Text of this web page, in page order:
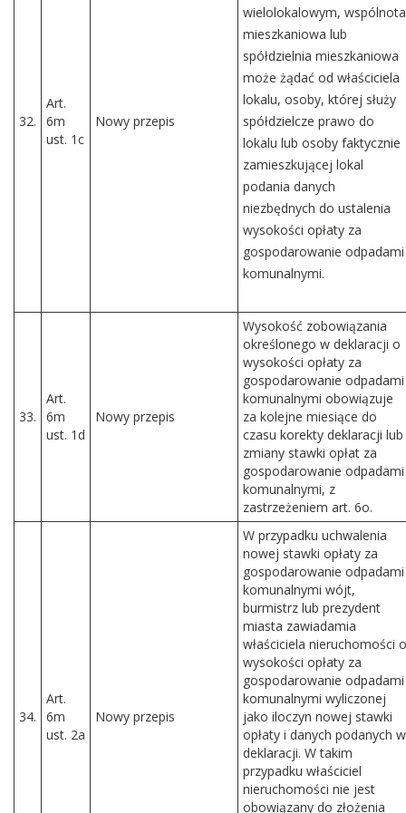
32.
Art.
6m
ust. 1c
Nowy przepis
wielolokalowym, wspólnota
mieszkaniowa lub
spółdzielnia mieszkaniowa
może żądać od właściciela
lokalu, osoby, której służy
spółdzielcze prawo do
lokalu lub osoby faktycznie
zamieszkującej lokal
podania danych
niezbędnych do ustalenia
wysokości opłaty za
gospodarowanie odpadami
komunalnymi.
33.
Art.
6m
ust. 1d
Nowy przepis
Wysokość zobowiązania
określonego w deklaracji o
wysokości opłaty za
gospodarowanie odpadami
komunalnymi obowiązuje
za kolejne miesiące do
czasu korekty deklaracji lub
zmiany stawki opłat za
gospodarowanie odpadami
komunalnymi, z
zastrzeżeniem art. 6o.
34.
Art.
6m
ust. 2a
Nowy przepis
W przypadku uchwalenia
nowej stawki opłaty za
gospodarowanie odpadami
komunalnymi wójt,
burmistrz lub prezydent
miasta zawiadamia
właściciela nieruchomości o
wysokości opłaty za
gospodarowanie odpadami
komunalnymi wyliczonej
jako iloczyn nowej stawki
opłaty i danych podanych w
deklaracji. W takim
przypadku właściciel
nieruchomości nie jest
obowiązany do złożenia